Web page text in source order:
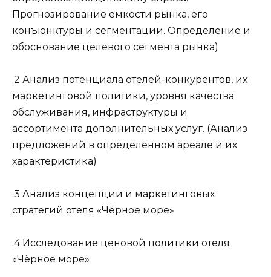
Прогнозирование емкости рынка, его
конъюнктуры и сегментации. Определение и
обоснование целевого сегмента рынка)
.2 Анализ потенциала отелей-конкурентов, их
маркетинговой политики, уровня качества
обслуживания, инфраструктуры и
ассортимента дополнительных услуг. (Анализ
предложений в определенном ареале и их
характеристика)
.3 Анализ концепции и маркетинговых
стратегий отеля «Чёрное море»
.4 Исследование ценовой политики отеля
«Чёрное море»